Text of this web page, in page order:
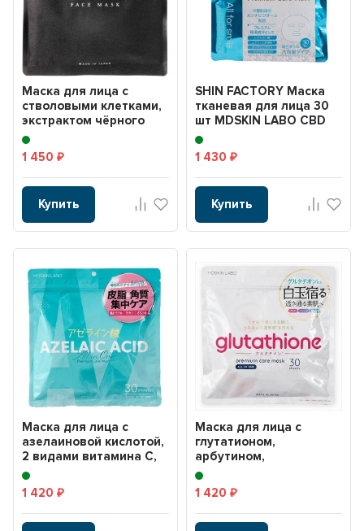
Маска для лица с
стволовыми клетками,
экстрактом чёрного
жемчуга,
гидролизато...
1 450₽
Купить
SHIN FACTORY Маска
тканевая для лица 30
шт MDSKIN LABO CBD
Premium каннабидол...
1 430 ₽
Купить
Маска для лица с
азелаиновой кислотой,
2 видами витамина С,
гиалуроновой кисл...
1 420₽
Маска для лица с
глутатионом,
арбутином,
церамидами,
гиалуроновой кислотой
и ...
1 420 ₽